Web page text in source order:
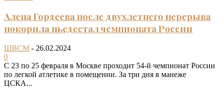
Алена Гордеева после двухлетнего перерыва
покорила пьедестал чемпионата России
ШВСМ - 26.02.2024
0
С 23 по 25 февраля в Москве проходит 54-й чемпионат России
по легкой атлетике в помещении. За три дня в манеже
ЦСКА...